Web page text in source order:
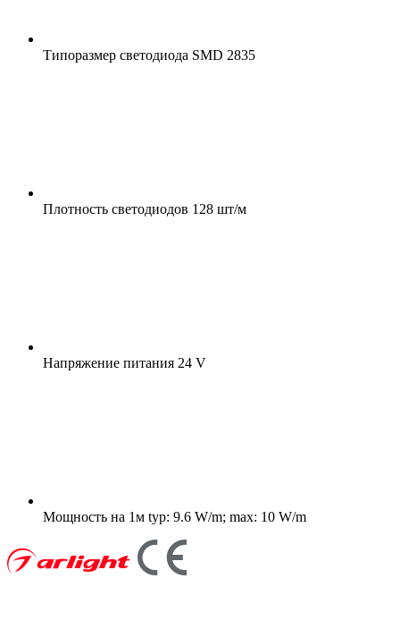
Типоразмер светодиода SMD 2835
Плотность светодиодов 128 шт/м
Напряжение питания 24 V
Мощность на 1м typ: 9.6 W/m; max: 10 W/m